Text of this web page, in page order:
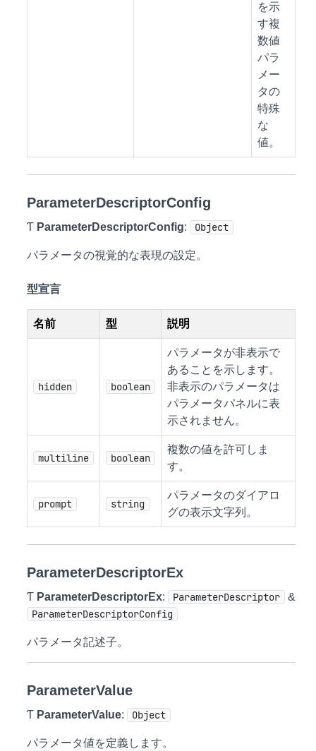
を示
す複
数値
パラ
メー
タの
特殊
な
値。
ParameterDescriptorConfig
Ƭ ParameterDescriptorConfig: Object
パラメータの視覚的な表現の設定。
型宣言
名前 型 説明
hidden boolean
パラメータが非表示で
あることを示します。
非表示のパラメータは
パラメータパネルに表
示されません。
multiline boolean
複数の値を許可しま
す。
prompt string
パラメータのダイアロ
グの表示文字列。
ParameterDescriptorEx
Ƭ ParameterDescriptorEx: ParameterDescriptor &
ParameterDescriptorConfig
パラメータ記述子。
ParameterValue
Ƭ ParameterValue: Object
パラメータ値を定義します。